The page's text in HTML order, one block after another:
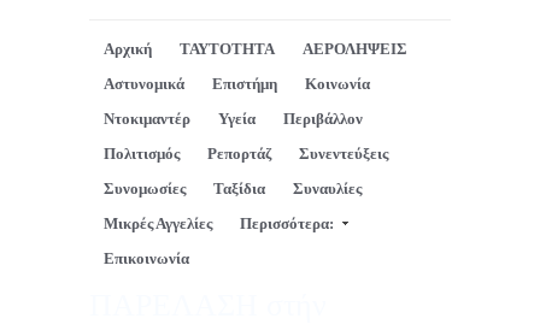
Αρχική ΤΑΥΤΟΤΗΤΑ
ΑΕΡΟΛΗΨΕΙΣ
Αστυνομικά
Επιστήμη
Κοινωνία
Ντοκιμαντέρ
Υγεία
Περιβάλλον
Πολιτισμός
Ρεπορτάζ
Συνεντεύξεις
Συνομωσίες
Ταξίδια
Συναυλίες
Μικρές Αγγελίες
Περισσότερα:
Επικοινωνία